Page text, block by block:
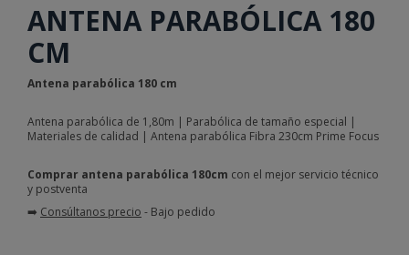
ANTENA PARABÓLICA 180
CM
Antena parabólica 180 cm
Antena parabólica de 1,80m | Parabólica de tamaño especial |
Materiales de calidad | Antena parabólica Fibra 230cm Prime Focus
Comprar antena parabólica 180cm con el mejor servicio técnico
y postventa
➡️ Consúltanos precio - Bajo pedido